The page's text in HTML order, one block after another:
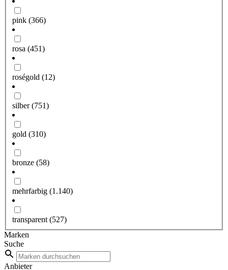
pink (366)
rosa (451)
roségold (12)
silber(751)
gold (310)
bronze (58)
mehrfarbig (1.140)
transparent (527)
Marken
Suche
Anbieter